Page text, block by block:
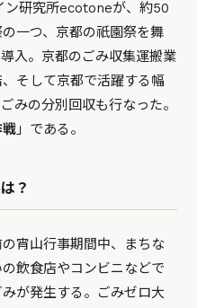
ン研究所ecotoneが、約50
一つ、京都の祇園祭を舞
入。京都のごみ収集運搬業
そして京都で活躍する幅
みの分別回収も行なった。
戦 」である。
？
宵山行事期間中、まちな
飲食店やコンビニなどで
が発生する。ごみゼロ大